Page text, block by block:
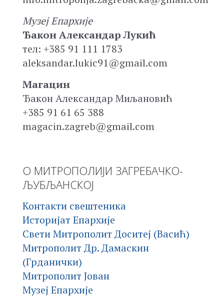
Музеј Епархије
Ђакон Александар Лукић
тел: +385 91 111 1783
aleksandar.lukic91@gmail.com
Магацин
Ђакон Александар Миљановић
+385 91 61 65 388
magacin.zagreb@gmail.com
О МИТРОПОЛИЈИ ЗАГРЕБАЧКО-
ЉУБЉАНСКОЈ
Контакти свештеника
Историјат Епархије
Свети Митрополит Доситеј (Васић)
Митрополит Др. Дамаскин
(Грданички)
Митрополит Јован
Музеј Епархије